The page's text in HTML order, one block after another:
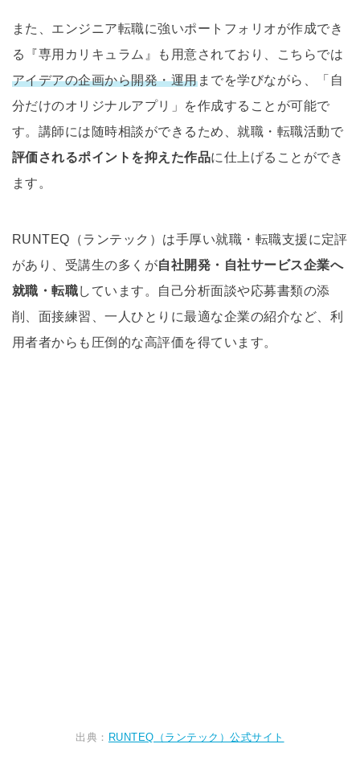
また、エンジニア転職に強いポートフォリオが作成でき
る『専用カリキュラム』も用意されており、こちらでは
アイデアの企画から開発・運用までを学びながら、「自
分だけのオリジナルアプリ」を作成することが可能で
す。講師には随時相談ができるため、就職・転職活動で
評価されるポイントを抑えた作品に仕上げることができ
ます。
RUNTEQ（ランテック）は手厚い就職・転職支援に定評
があり、受講生の多くが自社開発・自社サービス企業へ
就職・転職しています。自己分析面談や応募書類の添
削、面接練習、一人ひとりに最適な企業の紹介など、利
用者者からも圧倒的な高評価を得ています。
出典： RUNTEQ（ランテック）公式サイト